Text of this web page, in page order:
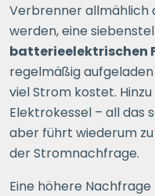
Verbrenner allmählich
werden, eine
batterieelektrischen
regelmäßig
viel Strom kostet.
Elektrokessel – all das
aber führt wiederum
der Stromnachfrage.
Eine höhere